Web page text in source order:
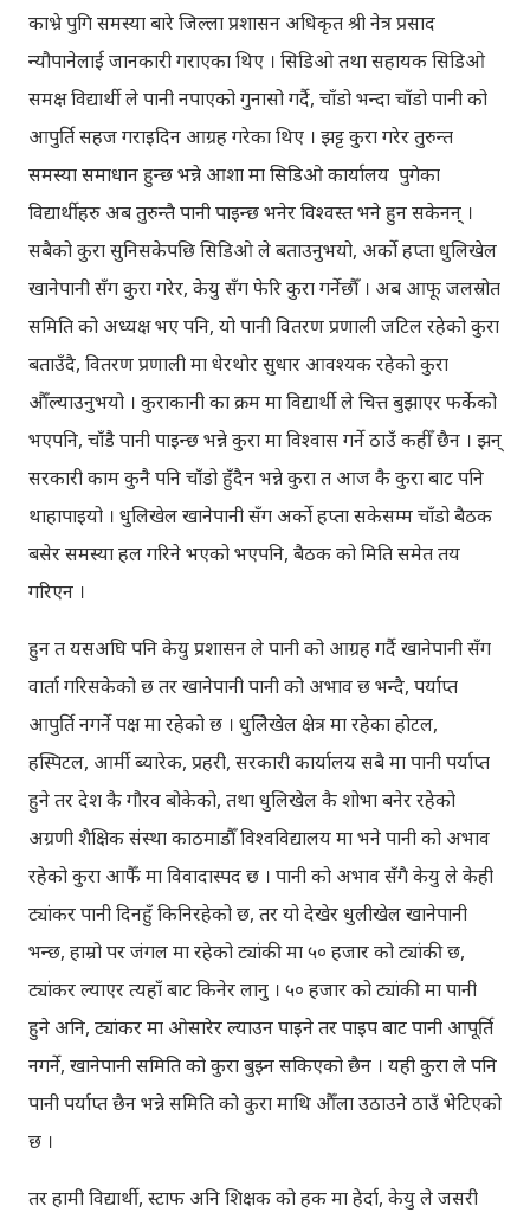
काभ्रे पुगि समस्या बारे जिल्ला प्रशासन अधिकृत श्री नेत्र प्रसाद
न्यौपानेलाई जानकारी गराएका थिए । सिडिओ तथा सहायक सिडिओ
समक्ष विद्यार्थी ले पानी नपाएको गुनासो गर्दै, चाँडो भन्दा चाँडो पानी को
आपुर्ति सहज गराइदिन आग्रह गरेका थिए । झट्ट कुरा गरेर तुरुन्त
समस्या समाधान हुन्छ भन्ने आशा मा सिडिओ कार्यालय पुगेका
विद्यार्थीहरु अब तुरुन्तै पानी पाइन्छ भनेर विश्वस्त भने हुन सकेनन् ।
सबैको कुरा सुनिसकेपछि सिडिओ ले बताउनुभयो, अर्को हप्ता धुलिखेल
खानेपानी सँग कुरा गरेर, केयु सँग फेरि कुरा गर्नेछौँ । अब आफू जलस्रोत
समिति को अध्यक्ष भए पनि, यो पानी वितरण प्रणाली जटिल रहेको कुरा
बताउँदै, वितरण प्रणाली मा धेरथोर सुधार आवश्यक रहेको कुरा
औँल्याउनुभयो । कुराकानी का क्रम मा विद्यार्थी ले चित्त बुझाएर फर्केको
भएपनि, चाँडै पानी पाइन्छ भन्ने कुरा मा विश्वास गर्ने ठाउँ कहीँ छैन । झन्
सरकारी काम कुनै पनि चाँडो हुँदैन भन्ने कुरा त आज कै कुरा बाट पनि
थाहापाइयो । धुलिखेल खानेपानी सँग अर्को हप्ता सकेसम्म चाँडो बैठक
बसेर समस्या हल गरिने भएको भएपनि, बैठक को मिति समेत तय
गरिएन ।
हुन त यसअघि पनि केयु प्रशासन ले पानी को आग्रह गर्दै खानेपानी सँग
वार्ता गरिसकेको छ तर खानेपानी पानी को अभाव छ भन्दै, पर्याप्त
आपुर्ति नगर्ने पक्ष मा रहेको छ । धुलिेखेल क्षेत्र मा रहेका होटल,
हस्पिटल, आर्मी ब्यारेक, प्रहरी, सरकारी कार्यालय सबै मा पानी पर्याप्त
हुने तर देश कै गौरव बोकेको, तथा धुलिखेल कै शोभा बनेर रहेको
अग्रणी शैक्षिक संस्था काठमाडौँ विश्वविद्यालय मा भने पानी को अभाव
रहेको कुरा आफैँ मा विवादास्पद छ । पानी को अभाव सँगै केयु ले केही
ट्यांकर पानी दिनहुँ किनिरहेको छ, तर यो देखेर धुलीखेल खानेपानी
भन्छ, हाम्रो पर जंगल मा रहेको ट्यांकी मा ५० हजार को ट्यांकी छ,
ट्यांकर ल्याएर त्यहाँ बाट किनेर लानु । ५० हजार को ट्यांकी मा पानी
हुने अनि, ट्यांकर मा ओसारेर ल्याउन पाइने तर पाइप बाट पानी आपूर्ति
नगर्ने, खानेपानी समिति को कुरा बुझ्न सकिएको छैन । यही कुरा ले पनि
पानी पर्याप्त छैन भन्ने समिति को कुरा माथि औँला उठाउने ठाउँ भेटिएको
छ ।
तर हामी विद्यार्थी, स्टाफ अनि शिक्षक को हक मा हेर्दा, केयु ले जसरी